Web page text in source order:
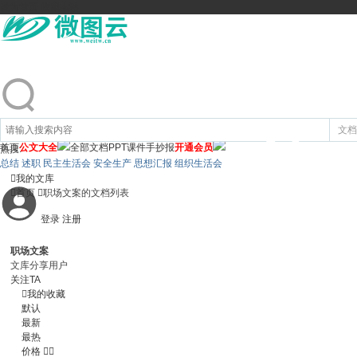
文档
热搜:
总结 述职 民主生活会 安全生产 思想汇报 组织生活会
登录 注册
首页公文大全 全部文档PPT课件手抄报开通会员
我的文库
首页 职场文案的文档列表
职场文案
文库分享用户
关注TA
我的收藏
默认
最新
最热
价格 